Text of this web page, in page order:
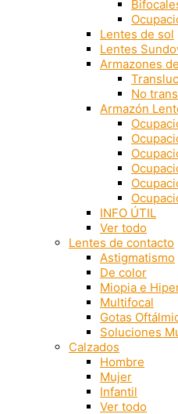
Lentes de sol
Lentes
Armazones
No
Armazón
INFO ÚTIL
Ver todo
Lentes de contacto
Astigmatismo
De color
Miopia e
Multifocal
Gotas
Soluciones
Calzados
Hombre
Mujer
Infantil
Ver todo